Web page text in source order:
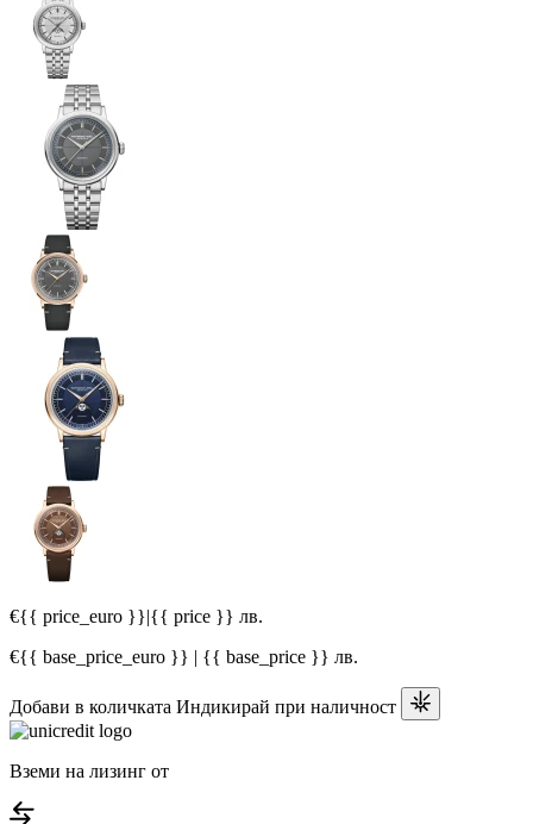
€{{ price_euro }}|{{ price }} лв.
€{{ base_price_euro }} | {{ base_price }} лв.
Добави в количката Индикирай при наличност
Вземи на лизинг от